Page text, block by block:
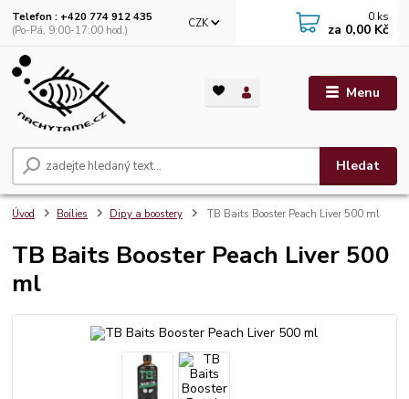
Menu
CZK
Hledat
Telefon : +420 774 912 435
(Po-Pá, 9:00-17:00 hod.)
0 ks
za 0,00 Kč
Úvod Boilies Dipy a boostery TB Baits Booster Peach Liver 500 ml
TB Baits Booster Peach Liver 500
ml